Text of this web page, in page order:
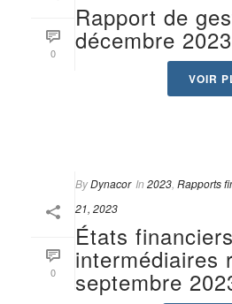
0
Rapport de
décembre 2023
VOIR
0
ByDynacor In 2023 Rapports
21, 2023
États
intermédiaires
septembre